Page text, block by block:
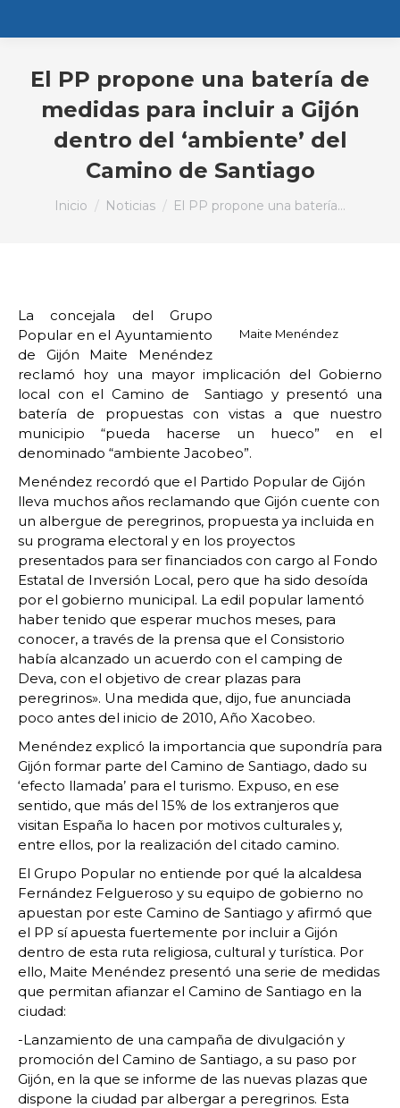
El PP propone una batería de
medidas para incluir a Gijón
dentro del ‘ambiente’ del
Camino de Santiago
Estás aquí:
Inicio Noticias El PP propone una batería…
Maite Menéndez
La concejala del Grupo
Popular en el Ayuntamiento
de Gijón Maite Menéndez
reclamó hoy una mayor implicación del Gobierno
local con el Camino de Santiago y presentó una
batería de propuestas con vistas a que nuestro
municipio “pueda hacerse un hueco” en el
denominado “ambiente Jacobeo”.
Menéndez recordó que el Partido Popular de Gijón
lleva muchos años reclamando que Gijón cuente con
un albergue de peregrinos, propuesta ya incluida en
su programa electoral y en los proyectos
presentados para ser financiados con cargo al Fondo
Estatal de Inversión Local, pero que ha sido desoída
por el gobierno municipal. La edil popular lamentó
haber tenido que esperar muchos meses, para
conocer, a través de la prensa que el Consistorio
había alcanzado un acuerdo con el camping de
Deva, con el objetivo de crear plazas para
peregrinos». Una medida que, dijo, fue anunciada
poco antes del inicio de 2010, Año Xacobeo.
Menéndez explicó la importancia que supondría para
Gijón formar parte del Camino de Santiago, dado su
‘efecto llamada’ para el turismo. Expuso, en ese
sentido, que más del 15% de los extranjeros que
visitan España lo hacen por motivos culturales y,
entre ellos, por la realización del citado camino.
El Grupo Popular no entiende por qué la alcaldesa
Fernández Felgueroso y su equipo de gobierno no
apuestan por este Camino de Santiago y afirmó que
el PP sí apuesta fuertemente por incluir a Gijón
dentro de esta ruta religiosa, cultural y turística. Por
ello, Maite Menéndez presentó una serie de medidas
que permitan afianzar el Camino de Santiago en la
ciudad:
-Lanzamiento de una campaña de divulgación y
promoción del Camino de Santiago, a su paso por
Gijón, en la que se informe de las nuevas plazas que
dispone la ciudad par albergar a peregrinos. Esta